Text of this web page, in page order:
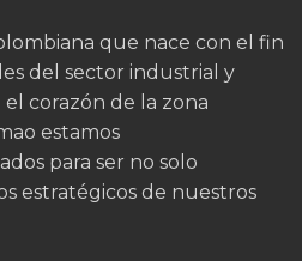
que nace con el fin
del sector industrial y
corazón de la zona
estamos
para ser no solo
estratégicos de nuestros